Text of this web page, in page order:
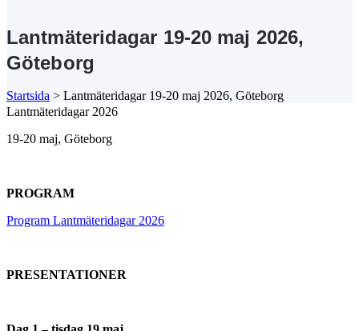
Lantmäteridagar 19-20 maj 2026,
Göteborg
Startsida > Lantmäteridagar 19-20 maj 2026, Göteborg
Lantmäteridagar 2026
19-20 maj, Göteborg
PROGRAM
Program Lantmäteridagar 2026
PRESENTATIONER